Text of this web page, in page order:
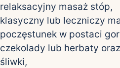
relaksacyjny masaż stóp,
klasyczny lub leczniczy
poczęstunek w postaci
czekolady lub herbaty
śliwki,